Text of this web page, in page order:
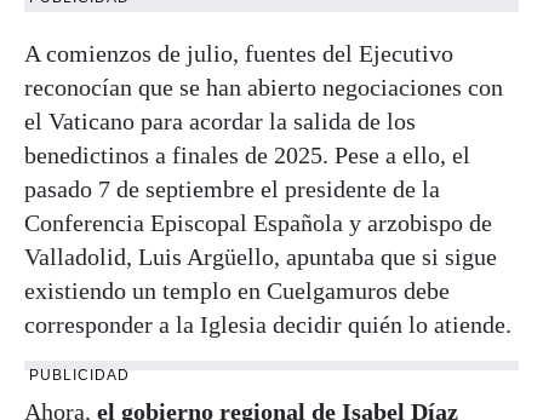
A comienzos de julio, fuentes del Ejecutivo
reconocían que se han abierto negociaciones con
el Vaticano para acordar la salida de los
benedictinos a finales de 2025. Pese a ello, el
pasado 7 de septiembre el presidente de la
Conferencia Episcopal Española y arzobispo de
Valladolid, Luis Argüello, apuntaba que si sigue
existiendo un templo en Cuelgamuros debe
corresponder a la Iglesia decidir quién lo atiende.
PUBLICIDAD
Ahora, el gobierno regional de Isabel Díaz